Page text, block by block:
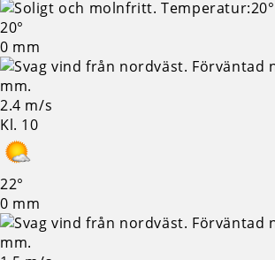
20°
0 mm
2.4 m/s
Kl. 10
22°
0 mm